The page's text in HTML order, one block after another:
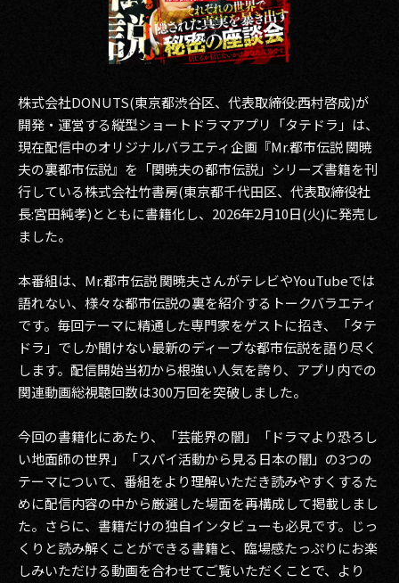
2025
2024
2023
2022
2021
2020
2018
2017
2016
2014
2013
2012
2011
株式会社DONUTS(東京都渋谷区、代表取締役:西村啓成)が
開発・運営する縦型ショートドラマアプリ「タテドラ」は、
現在配信中のオリジナルバラエティ企画『Mr.都市伝説 関暁
夫の裏都市伝説』を「関暁夫の都市伝説」シリーズ書籍を刊
行している株式会社竹書房(東京都千代⽥区、代表取締役社
⻑:宮⽥純孝)とともに書籍化し、2026年2月10日(火)に発売し
ました。
本番組は、Mr.都市伝説 関暁夫さんがテレビやYouTubeでは
語れない、様々な都市伝説の裏を紹介するトークバラエティ
です。毎回テーマに精通した専門家をゲストに招き、「タテ
ドラ」でしか聞けない最新のディープな都市伝説を語り尽く
します。配信開始当初から根強い人気を誇り、アプリ内での
関連動画総視聴回数は300万回を突破しました。
今回の書籍化にあたり、「芸能界の闇」「ドラマより恐ろし
い地面師の世界」「スパイ活動から見る日本の闇」の3つの
テーマについて、番組をより理解いただき読みやすくするた
めに配信内容の中から厳選した場面を再構成して掲載しまし
た。さらに、書籍だけの独自インタビューも必見です。じっ
くりと読み解くことができる書籍と、臨場感たっぷりにお楽
しみいただける動画を合わせてご覧いただくことで、より